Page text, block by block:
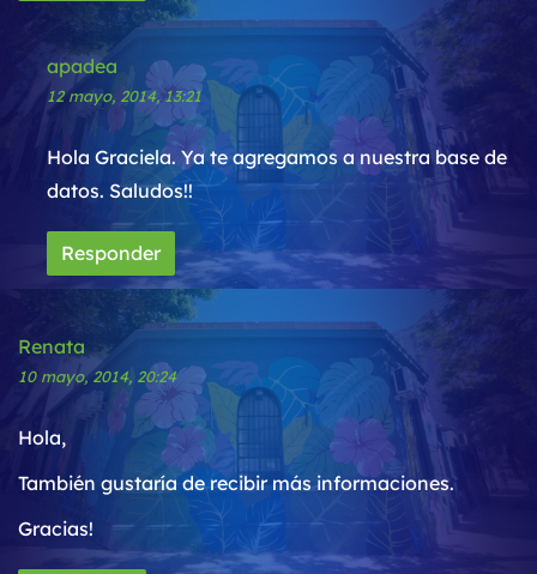
apadea
12 mayo, 2014, 13:21
Hola Graciela. Ya te agregamos a nuestra base de
datos. Saludos!!
Responder
Renata
10 mayo, 2014, 20:24
Hola,
También gustaría de recibir más informaciones.
Gracias!